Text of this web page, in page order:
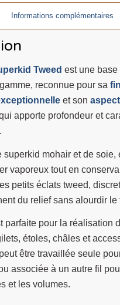
Informations complémentaires
Tweed est une base
reconnue pour sa
et son aspect
apporte profondeur et
superkid mohair et de soie,
vaporeux tout en
petits éclats tweed,
du relief sans alourdir le
parfaite pour la réalisation
étoles, châles et
être travaillée seule
associée à un autre fil
et les volumes.